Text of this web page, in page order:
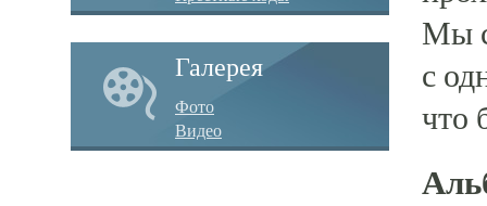
Галерея
Фото
Видео
Мы
с
что